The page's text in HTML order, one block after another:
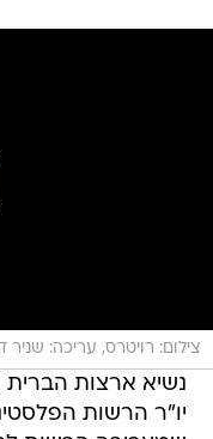
צילום: רויטרס, עריכה: שניר
נשיא ארצות
יו"ר הרשות